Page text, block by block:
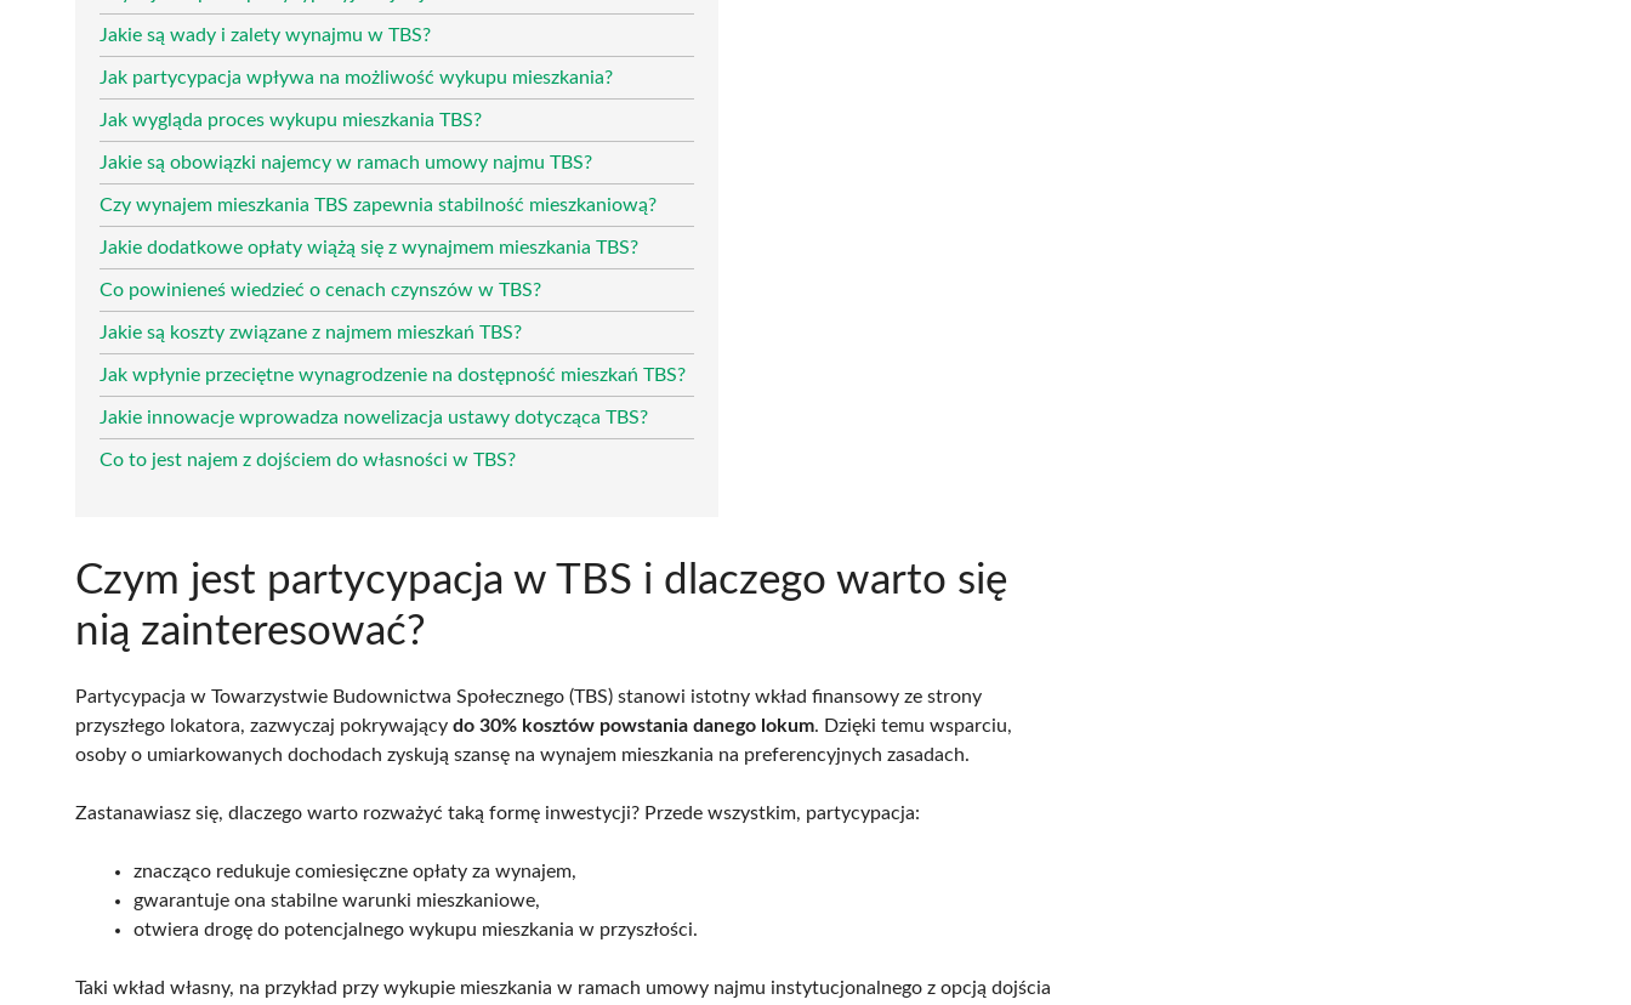
Jakie są wady i zalety wynajmu w TBS?
Jak partycypacja wpływa na możliwość wykupu mieszkania?
Jak wygląda proces wykupu mieszkania TBS?
Jakie są obowiązki najemcy w ramach umowy najmu TBS?
Czy wynajem mieszkania TBS zapewnia stabilność mieszkaniową?
Jakie dodatkowe opłaty wiążą się z wynajmem mieszkania TBS?
Co powinieneś wiedzieć o cenach czynszów w TBS?
Jakie są koszty związane z najmem mieszkań TBS?
Jak wpłynie przeciętne wynagrodzenie na dostępność mieszkań TBS?
Jakie innowacje wprowadza nowelizacja ustawy dotycząca TBS?
Co to jest najem z dojściem do własności w TBS?
Czym jest partycypacja w TBS i dlaczego warto się
nią zainteresować?
Partycypacja w Towarzystwie Budownictwa Społecznego (TBS) stanowi istotny wkład finansowy ze strony
przyszłego lokatora, zazwyczaj pokrywający do 30% kosztów powstania danego lokum. Dzięki temu wsparciu,
osoby o umiarkowanych dochodach zyskują szansę na wynajem mieszkania na preferencyjnych zasadach.
Zastanawiasz się, dlaczego warto rozważyć taką formę inwestycji? Przede wszystkim, partycypacja:
znacząco redukuje comiesięczne opłaty za wynajem,
gwarantuje ona stabilne warunki mieszkaniowe,
otwiera drogę do potencjalnego wykupu mieszkania w przyszłości.
Taki wkład własny, na przykład przy wykupie mieszkania w ramach umowy najmu instytucjonalnego z opcją dojścia